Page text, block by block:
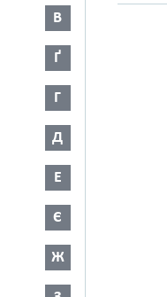
В
Ґ
Г
Д
Е
Є
Ж